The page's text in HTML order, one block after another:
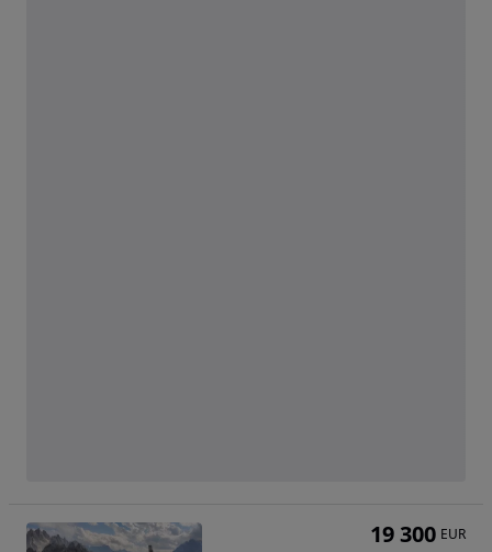
19 300 EUR